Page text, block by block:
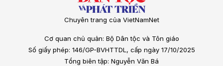
Chuyên trang của VietNamNet
Cơ quan chủ quản: Bộ Dân tộc và Tôn giáo
Số giấy phép: 146/GP-BVHTTDL, cấp ngày 17/10/2025
Tổng biên tập: Nguyễn Văn Bá